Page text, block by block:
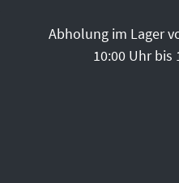
Abholung im Lager
10:00 Uhr bis